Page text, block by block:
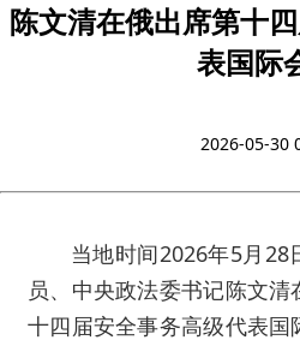
陈文清在俄出席第十
表国际
2026-05-30
当地时间2026年5月28
员、中央政法委书记陈文
十四届安全事务高级代表国